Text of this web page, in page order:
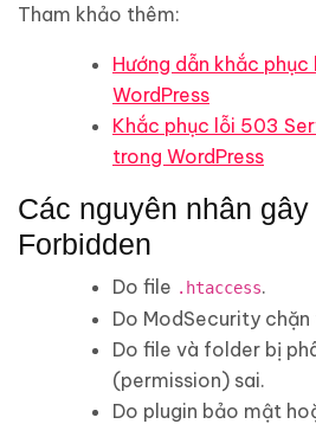
Tham khảo thêm:
Hướng dẫn khắc
WordPress
Khắc phục lỗi 503
trong WordPress
Các nguyên nhân
Forbidden
Do file .htaccess.
Do ModSecurity
Do file và folder bị
(permission) sai.
Do plugin bảo mật